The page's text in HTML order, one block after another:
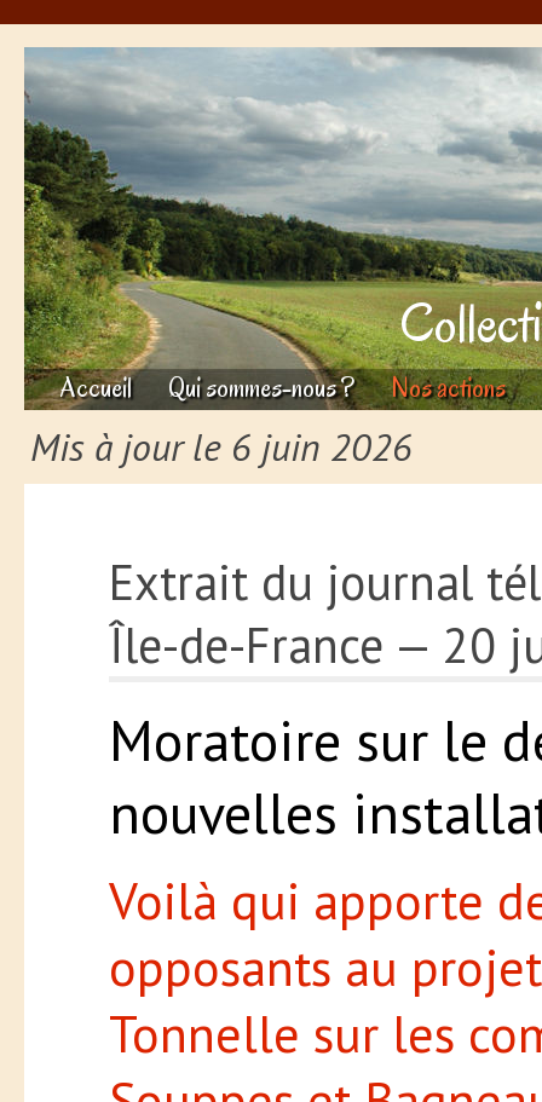
Accueil Qui sommes-nous ? Nos actions
Mis à jour le 6 juin 2026
Extrait du journal
Île-de-France — 20
Moratoire sur le
nouvelles
Voilà qui apporte
opposants au
Tonnelle sur les